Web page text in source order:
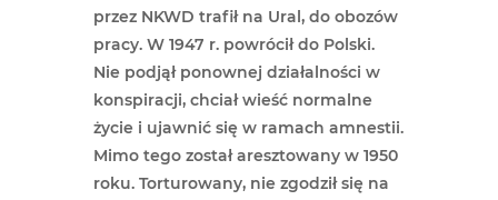
przez NKWD trafił na Ural, do obozów
pracy. W 1947 r. powrócił do Polski.
Nie podjął ponownej działalności w
konspiracji, chciał wieść normalne
życie i ujawnić się w ramach amnestii.
Mimo tego został aresztowany w 1950
roku. Torturowany, nie zgodził się na